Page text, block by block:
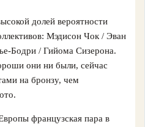
долей вероятности
Мэдисон Чок / Эван
Бодри / Гийома Сизерона.
они ни были, сейчас
на бронзу, чем
французская пара в